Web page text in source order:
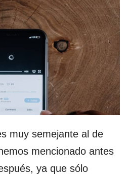
muy semejante al de
mencionado antes
ya que sólo